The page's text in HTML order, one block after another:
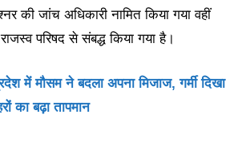
की जांच अधिकारी नामित किया गया वहीं
राजस्व परिषद से संबद्ध किया गया है।
में मौसम ने बदला अपना मिजाज, गर्मी दिखा
का बढ़ा तापमान